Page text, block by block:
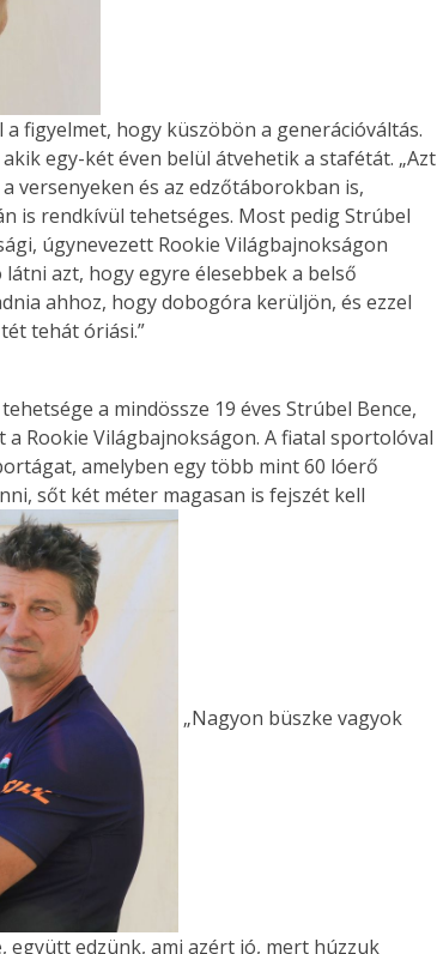
figyelmet, hogy küszöbön a generációváltás.
egy-két éven belül átvehetik a stafétát. „Azt
versenyeken és az edzőtáborokban is,
is rendkívül tehetséges. Most pedig Strúbel
úgynevezett Rookie Világbajnokságon
azt, hogy egyre élesebbek a belső
ahhoz, hogy dobogóra kerüljön, és ezzel
tehát óriási.”
a mindössze 19 éves Strúbel Bence,
Rookie Világbajnokságon. A fiatal sportolóval
amelyben egy több mint 60 lóerő
sőt két méter magasan is fejszét kell
„Nagyon büszke vagyok
együtt edzünk, ami azért jó, mert húzzuk